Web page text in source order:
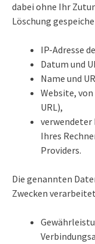
dabei ohne Ihr
Löschung
IP-Adresse
Datum und
Name und
Website,
URL),
verwendeter
Ihres
Providers.
Die genannten
Zwecken